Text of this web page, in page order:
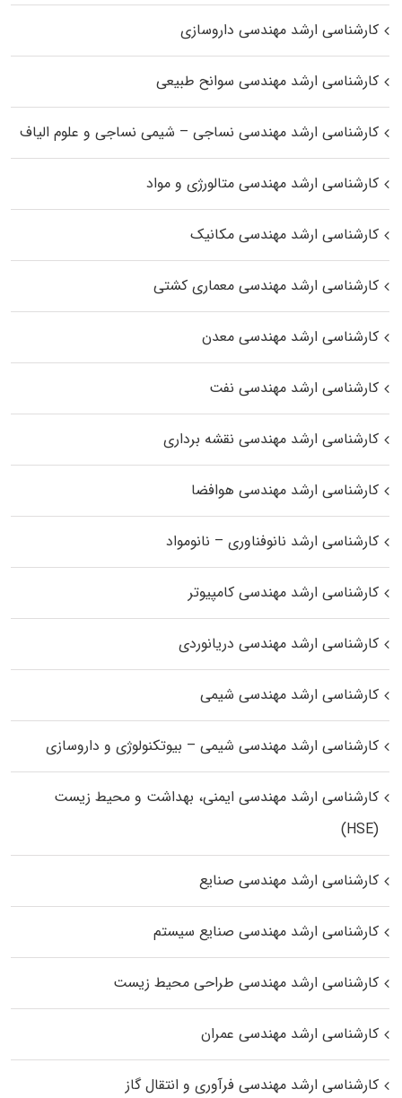
کارشناسی ارشد مهندسی داروسازی
کارشناسی ارشد مهندسی سوانح طبیعی
کارشناسی ارشد مهندسی نساجی – شیمی نساجی و علوم الیاف
کارشناسی ارشد مهندسی متالورژی و مواد
کارشناسی ارشد مهندسی مکانیک
کارشناسی ارشد مهندسی معماری کشتی
کارشناسی ارشد مهندسی معدن
کارشناسی ارشد مهندسی نفت
کارشناسی ارشد مهندسی نقشه برداری
کارشناسی ارشد مهندسی هوافضا
کارشناسی ارشد نانوفناوری – نانومواد
کارشناسی ارشد مهندسی کامپیوتر
کارشناسی ارشد مهندسی دریانوردی
کارشناسی ارشد مهندسی شیمی
کارشناسی ارشد مهندسی شیمی – بیوتکنولوژی و داروسازی
کارشناسی ارشد مهندسی ایمنی، بهداشت و محیط زیست
(HSE)
کارشناسی ارشد مهندسی صنایع
کارشناسی ارشد مهندسی صنایع سیستم
کارشناسی ارشد مهندسی طراحی محیط زیست
کارشناسی ارشد مهندسی عمران
کارشناسی ارشد مهندسی فرآوری و انتقال گاز